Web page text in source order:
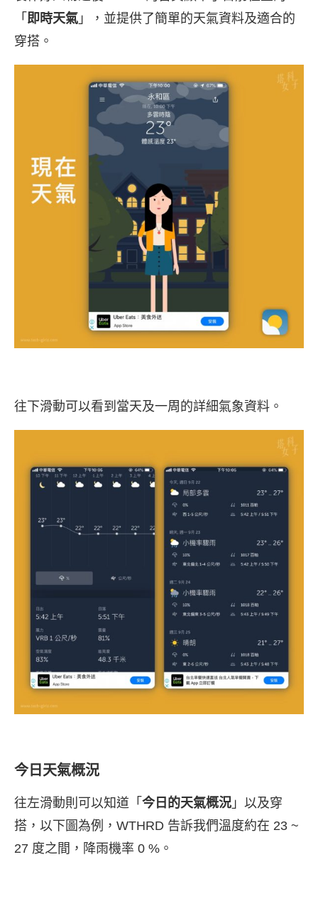
「 即時天氣 」，並提供了簡單的天氣資料及適合的
穿搭。
往下滑動可以看到當天及一周的詳細氣象資料。
今日天氣概況
往左滑動則可以知道「 今日的天氣概況 」以及穿
搭，以下圖為例，WTHRD 告訴我們溫度約在 23 ~
27 度之間，降雨機率 0 %。